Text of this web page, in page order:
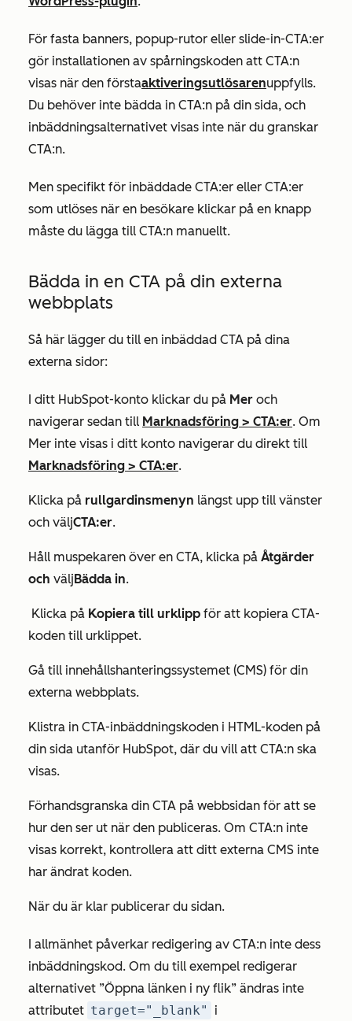
För fasta banners, popup-rutor eller slide-in-CTA:er
gör installationen av spårningskoden att CTA:n
visas när den förstaaktiveringsutlösarenuppfylls.
Du behöver inte bädda in CTA:n på din sida, och
inbäddningsalternativet visas inte när du granskar
CTA:n.
Men specifikt för inbäddade CTA:er eller CTA:er
som utlöses när en besökare klickar på en knapp
måste du lägga till CTA:n manuellt.
Bädda in en CTA på din externa
webbplats
Så här lägger du till en inbäddad CTA på dina
externa sidor:
I ditt HubSpot-konto klickar du på Mer och
navigerar sedan till Marknadsföring > CTA:er. Om
Mer inte visas i ditt konto navigerar du direkt till
Marknadsföring > CTA:er.
Klicka på rullgardinsmenyn längst upp till vänster
och väljCTA:er.
Håll muspekaren över en CTA, klicka på Åtgärder
och väljBädda in.
Klicka på Kopiera till urklipp för att kopiera CTA-
koden till urklippet.
Gå till innehållshanteringssystemet (CMS) för din
externa webbplats.
Klistra in CTA-inbäddningskoden i HTML-koden på
din sida utanför HubSpot, där du vill att CTA:n ska
visas.
Förhandsgranska din CTA på webbsidan för att se
hur den ser ut när den publiceras. Om CTA:n inte
visas korrekt, kontrollera att ditt externa CMS inte
har ändrat koden.
När du är klar publicerar du sidan.
I allmänhet påverkar redigering av CTA:n inte dess
inbäddningskod. Om du till exempel redigerar
alternativet ”Öppna länken i ny flik” ändras inte
attributet target="_blank" i